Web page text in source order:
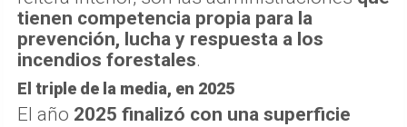
tienen competencia propia para la
prevención, lucha y respuesta a los
incendios forestales.
El triple de la media, en 2025
El año 2025 finalizó con una superficie